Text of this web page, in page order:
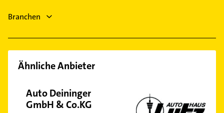
Hausarzt
Branchen
Ähnliche Anbieter
Auto Deininger
GmbH & Co.KG